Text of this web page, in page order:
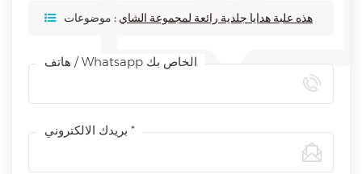
موضوعات : هذه علبة هدايا جلدية رائعة لمجموعة الشاي
هاتف / Whatsapp الخاص بك
بريدك الالكتروني *